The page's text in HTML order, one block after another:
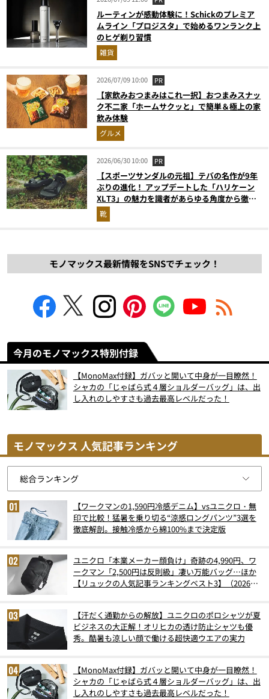
ルーティンが感動体験に！Schickのプレミア
ムライン「プロジスタ」で始めるワンランク上
のヒゲ剃り習慣
雑貨
2026/07/09 10:00 PR
【家飲みおつまみはこれ一択】おつまみスナッ
ク不二家「ホームサクッと」で簡単＆極上の家
飲み体験
グルメ
2026/06/30 10:00 PR
【スポーツサンダルの元祖】テバの名作が9年
ぶりの進化！ アップデートした「ハリケーン
XLT3」の魅力を識者があらゆる角度から徹底
解説！
靴
モノマックス最新情報をSNSでチェック！
今月のモノマックス特別付録
【MonoMax付録】ガバッと開いて中身が一目瞭然！
シャカの「じゃばら式４層ショルダーバッグ」は、出
し入れのしやすさも過去最高レベルだった！
モノマックス 人気記事ランキング
【ワークマンの1,590円冷感デニム】vsユニクロ・無
印で比較！猛暑を乗り切る“涼感ロングパンツ”3選を
徹底解剖。接触冷感から綿100%まで決定版
ユニクロ「本業メーカー顔負け」奇跡の4,990円、ワ
ークマン「2,500円は反則級」凄い万能バッグ…ほか
【リュックの人気記事ランキングベスト3】（2026年
【汗だく通勤からの解放】ユニクロのポロシャツが夏
ビジネスの大正解！オリヒカの透け防止シャツも優
秀。酷暑も涼しい顔で働ける超快適ウエアの実力
【MonoMax付録】ガバッと開いて中身が一目瞭然！
シャカの「じゃばら式４層ショルダーバッグ」は、出
し入れのしやすさも過去最高レベルだった！